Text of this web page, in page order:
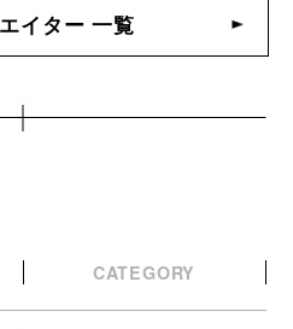
イター 一覧
CATEGORY